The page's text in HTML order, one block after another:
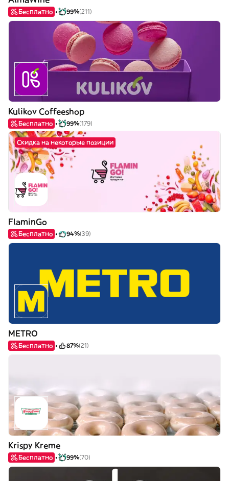
Бесплатно 99%(211)
Kulikov Coffeeshop
Бесплатно 99%(179)
Скидка на некоторые позиции
FlaminGo
Бесплатно 94%(39)
METRO
Бесплатно 87%(21)
Krispy Kreme
Бесплатно 99%(70)